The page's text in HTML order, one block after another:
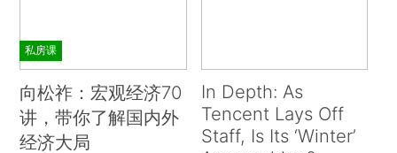
私房课
向松祚：宏观经济70
讲，带你了解国内外
经济大局
In Depth: As
Tencent Lays Off
Staff, Is Its ‘Winter’